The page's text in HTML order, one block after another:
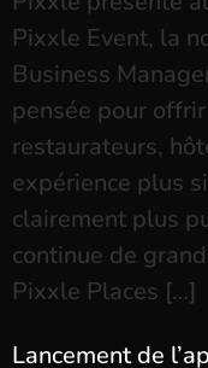
Pixxle Event, la
Business
pensée pour
restaurateurs,
expérience plus
clairement plus
continue de
Pixxle Places […]
Lancement de